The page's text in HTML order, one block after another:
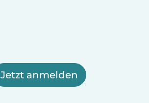
Jetzt anmelden